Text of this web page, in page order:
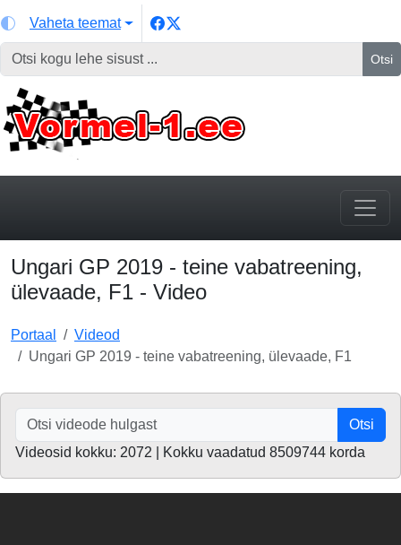
Vaheta teemat
Otsi
Ungari GP 2019 - teine vabatreening,
ülevaade, F1 - Video
Portaal
Videod
Ungari GP 2019 - teine vabatreening, ülevaade, F1
Otsi
Videosid kokku: 2072 | Kokku vaadatud 8509744 korda